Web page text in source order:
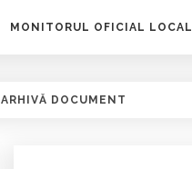
MONITORUL OFICIAL LOCAL
ARHIVĂ DOCUMENT